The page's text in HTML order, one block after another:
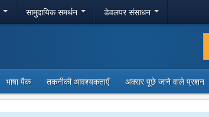
सामुदायिक समर्थन डेवलपर संसाधन
भाषा पैक तकनीकी आवश्यकताएँ अक्सर पूछे जाने वाले प्रशन